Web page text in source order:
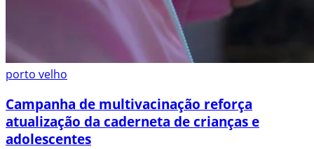
porto velho
Campanha de multivacinação reforça
atualização da caderneta de crianças e
adolescentes